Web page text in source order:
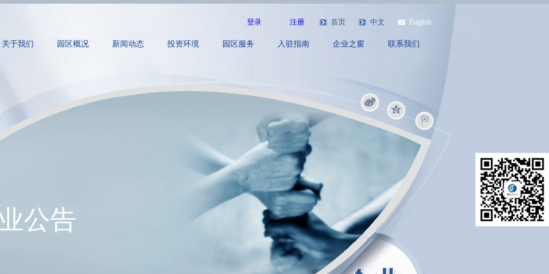
登录 注册 首页 中文 English
关于我们 园区概况 新闻动态 投资环境 园区服务 入驻指南 企业之窗 联系我们
公告